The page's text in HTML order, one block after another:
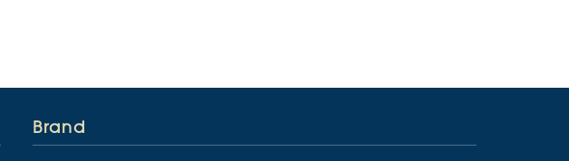
Brand